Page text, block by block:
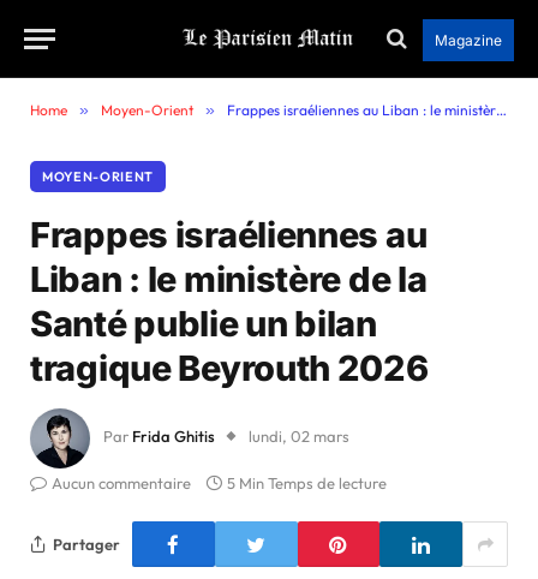
Magazine
Home » Moyen-Orient » Frappes israéliennes au Liban : le ministère de la Santé publie un bilan tragique Beyrouth 2026
MOYEN-ORIENT
Frappes israéliennes au
Liban : le ministère de la
Santé publie un bilan
tragique Beyrouth 2026
Par Frida Ghitis lundi, 02 mars
Aucun commentaire 5 Min Temps de lecture
Partager